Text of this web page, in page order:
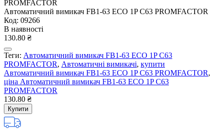
Автоматичний вимикач FB1-63 ECO 1P С63 PROMFACTOR
Код: 09266
В наявності
130.80 ₴
Теги: Автоматичний вимикач FB1-63 ECO 1P С63
PROMFACTOR, Автоматичні вимикачі, купити
Автоматичний вимикач FB1-63 ECO 1P С63 PROMFACTOR,
ціна Автоматичний вимикач FB1-63 ECO 1P С63
PROMFACTOR
130.80 ₴
Купити